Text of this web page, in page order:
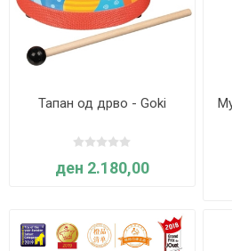
Тапан од дрво - Goki
ден 2.180,00